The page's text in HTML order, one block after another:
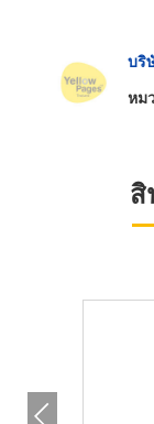
บริ
หม